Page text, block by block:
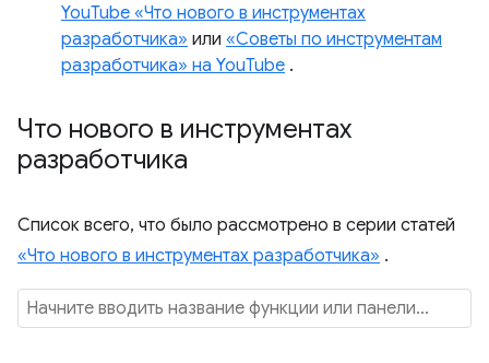
YouTube «Что нового в инструментах
разработчика» или «Советы по инструментам
разработчика» на YouTube .
Что нового в инструментах
разработчика
Список всего, что было рассмотрено в серии статей
«Что нового в инструментах разработчика» .